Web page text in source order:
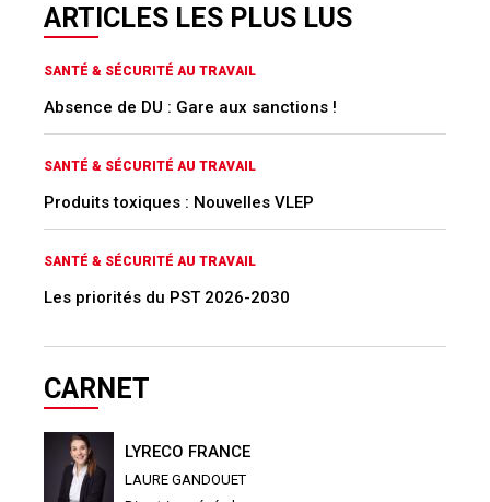
Produits toxiques : Nouvelles VLEP
CARNET
LAURE GANDOUET
ANNE GUILLEMETTE
Responsable marché gant de protection/KAM